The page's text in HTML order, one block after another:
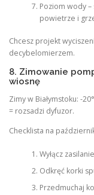
Poziom wody –
powietrze i
Chcesz projekt
decybelomierzem.
8. Zimowanie
wiosnę
Zimy w Białymstoku: -
= rozsadzi dyfuzor.
Checklista na
Wyłącz
Odkręć korki
Przedmuchaj